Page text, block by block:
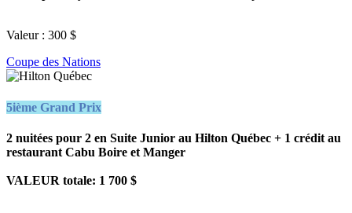
Valeur : 300 $
Coupe des Nations
5ième Grand Prix
2 nuitées pour 2 en Suite Junior au Hilton Québec + 1 crédit au
restaurant Cabu Boire et Manger
VALEUR totale: 1 700 $